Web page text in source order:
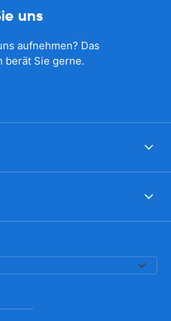
uns
aufnehmen? Das
berät Sie gerne.